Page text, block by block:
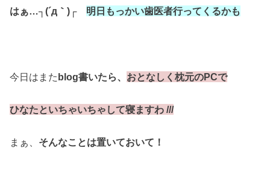
はぁ…┐(´д｀)┌ 明日もっかい歯医者行ってくるかも
今日はまたblog書いたら、 おとなしく枕元のPCで
ひなたといちゃいちゃして寝ますわ ///
まぁ、 そんなことは置いておいて！